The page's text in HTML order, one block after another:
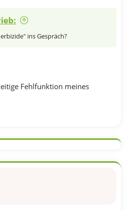
ins Gespräch?
Fehlfunktion meines